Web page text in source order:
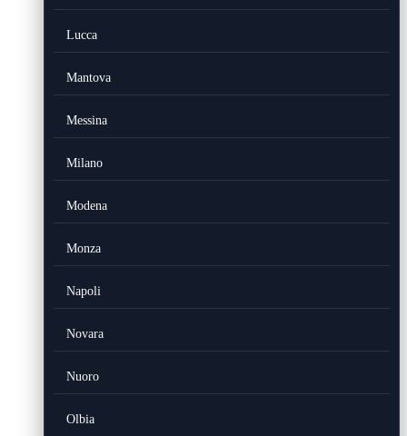
Lucca
Mantova
Messina
Milano
Modena
Monza
Napoli
Novara
Nuoro
Olbia